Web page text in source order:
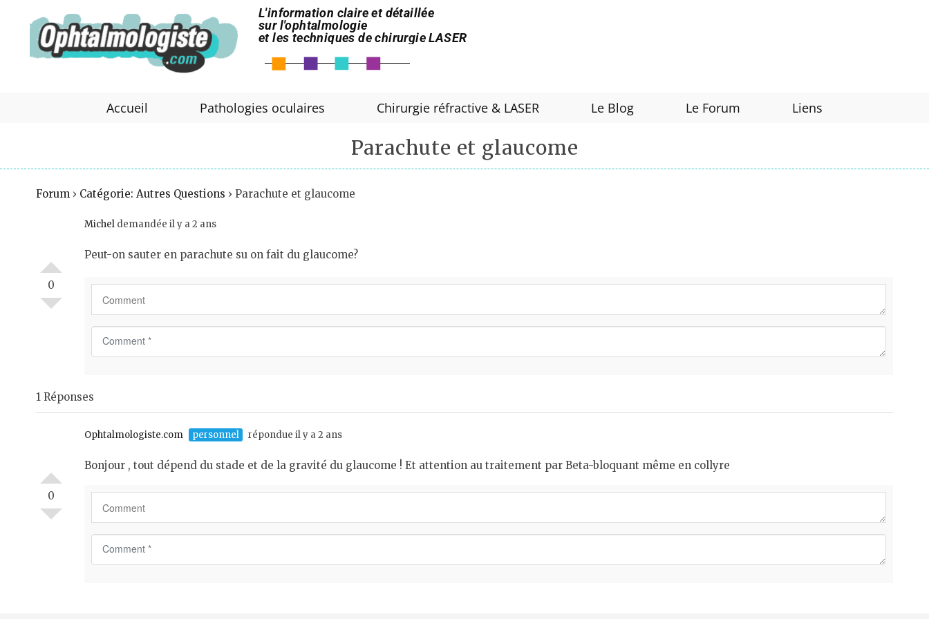
L'information claire et détaillée
sur l'ophtalmologie
et les techniques de chirurgie LASER
Accueil Pathologies oculaires Chirurgie réfractive & LASER Le Blog Le Forum Liens
Parachute et glaucome
Forum › Catégorie: Autres Questions › Parachute et glaucome
0
Michel demandée il y a 2 ans
Peut-on sauter en parachute su on fait du glaucome?
e
n
t
1 Réponses
0
Ophtalmologiste.com personnel répondue il y a 2 ans
Bonjour , tout dépend du stade et de la gravité du glaucome ! Et attention au traitement par Beta-bloquant même en collyre